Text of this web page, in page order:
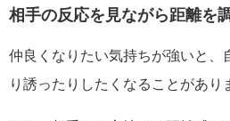
相手の反応を見ながら距離を
仲良くなりたい気持ちが強いと、
り誘ったりしたくなることがあり